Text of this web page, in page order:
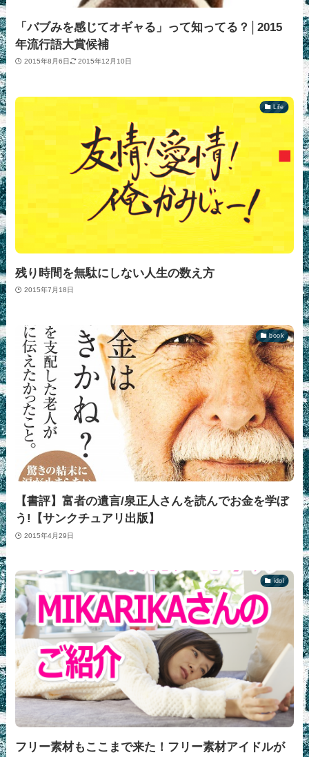
「バブみを感じてオギャる」って知ってる？│2015
年流行語大賞候補
2015年8月6日 2015年12月10日
Life
残り時間を無駄にしない人生の数え方
2015年7月18日
book
【書評】富者の遺言/泉正人さんを読んでお金を学ぼ
う!【サンクチュアリ出版】
2015年4月29日
idol
フリー素材もここまで来た！フリー素材アイドルが